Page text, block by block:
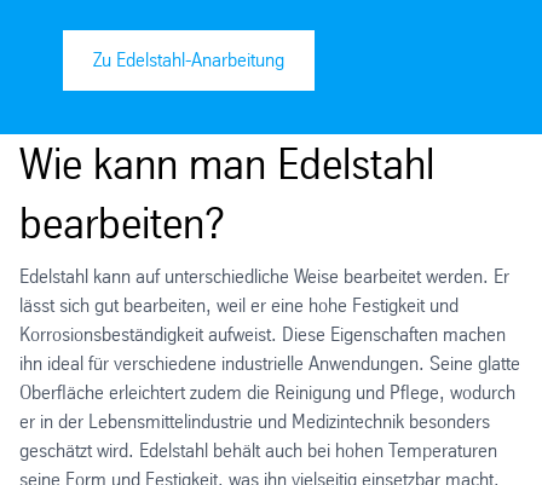
Zu Edelstahl-Anarbeitung
Wie kann man Edelstahl
bearbeiten?
Edelstahl kann auf unterschiedliche Weise bearbeitet werden. Er
lässt sich gut bearbeiten, weil er eine hohe Festigkeit und
Korrosionsbeständigkeit aufweist. Diese Eigenschaften machen
ihn ideal für verschiedene industrielle Anwendungen. Seine glatte
Oberfläche erleichtert zudem die Reinigung und Pflege, wodurch
er in der Lebensmittelindustrie und Medizintechnik besonders
geschätzt wird. Edelstahl behält auch bei hohen Temperaturen
seine Form und Festigkeit, was ihn vielseitig einsetzbar macht.